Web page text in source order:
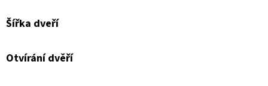
Šířka dveří
Otvírání dvěří